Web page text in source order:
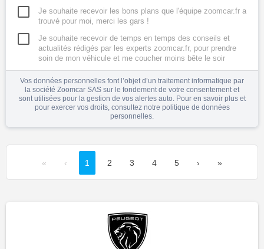
Je souhaite recevoir les bons plans que l'équipe zoomcar.fr a
trouvé pour moi, merci les gars !
Je souhaite recevoir de temps en temps des conseils et
actualités rédigés par les experts zoomcar.fr, pour prendre
soin de mon véhicule et me coucher moins bête le soir
Vos données personnelles font l’objet d’un traitement informatique par
la société Zoomcar SAS sur le fondement de votre consentement et
sont utilisées pour la gestion de vos alertes auto. Pour en savoir plus et
pour exercer vos droits, consultez notre politique de données
personnelles.
« ‹ 1 2 3 4 5 › »